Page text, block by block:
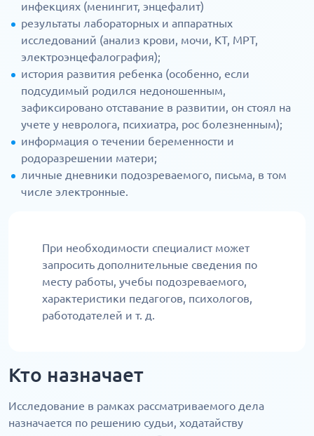
инфекциях (менингит, энцефалит)
результаты лабораторных и аппаратных
исследований (анализ крови, мочи, КТ, МРТ,
электроэнцефалография);
история развития ребенка (особенно, если
подсудимый родился недоношенным,
зафиксировано отставание в развитии, он стоял на
учете у невролога, психиатра, рос болезненным);
информация о течении беременности и
родоразрешении матери;
личные дневники подозреваемого, письма, в том
числе электронные.
При необходимости специалист может
запросить дополнительные сведения по
месту работы, учебы подозреваемого,
характеристики педагогов, психологов,
работодателей и т. д.
Кто назначает
Исследование в рамках рассматриваемого дела
назначается по решению судьи, ходатайству